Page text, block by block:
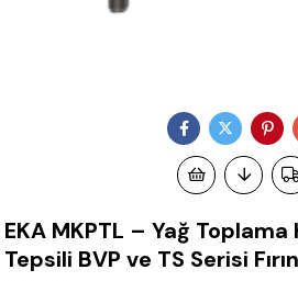
EKA MKPTL – Yağ Toplama
Tepsili BVP ve TS Serisi